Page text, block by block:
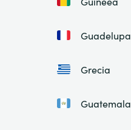
Guadelupa
Grecia
Guatemala